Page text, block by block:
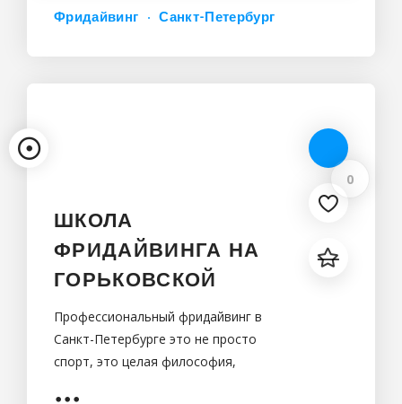
Фридайвинг Санкт-Петербург
0
ШКОЛА
ФРИДАЙВИНГА НА
ГОРЬКОВСКОЙ
Профессиональный фридайвинг в
Санкт-Петербурге это не просто
спорт, это целая философия,